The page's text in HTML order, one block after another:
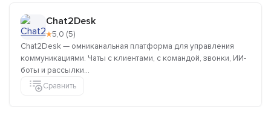
Chat2Desk
★5,0 (5)
Chat2Desk — омниканальная платформа для управления
коммуникациями. Чаты с клиентами, с командой, звонки, ИИ-
боты и рассылки...
Сравнить